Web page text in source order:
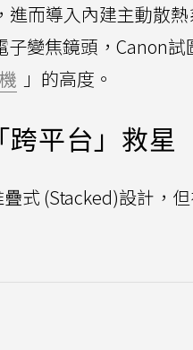
進而導入內建主動散
子變焦鏡頭，Canon試
」的高度。
平台」救星
式 (Stacked)設計，